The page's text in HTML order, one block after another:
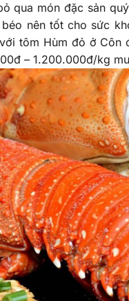
qua món đặc sản
nên tốt cho sức
tôm Hùm đỏ ở
– 1.200.000đ/kg